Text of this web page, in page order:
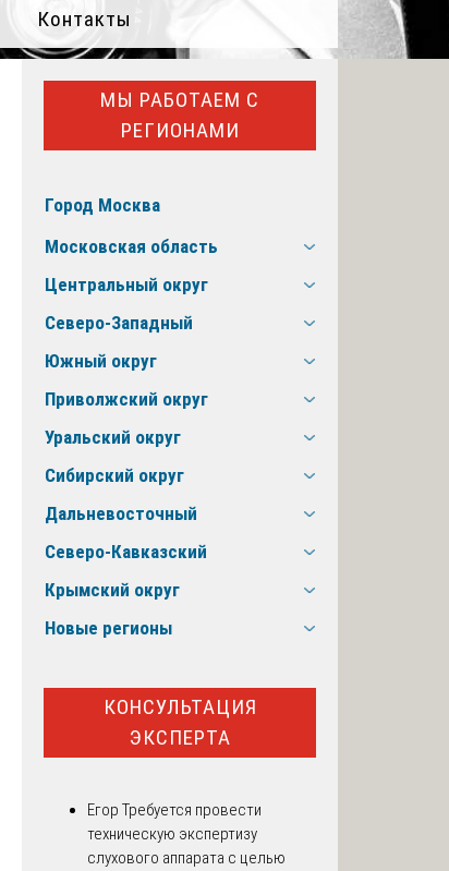
Контакты
МЫ РАБОТАЕМ С
РЕГИОНАМИ
Город Москва
Московская область
Центральный округ
Северо-Западный
Южный округ
Приволжский округ
Уральский округ
Сибирский округ
Дальневосточный
Северо-Кавказский
Крымский округ
Новые регионы
КОНСУЛЬТАЦИЯ
ЭКСПЕРТА
Егор Требуется провести
техническую экспертизу
слухового аппарата с целью